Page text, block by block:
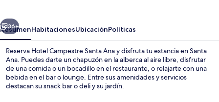
Siguiente
36+
ResumenHabitacionesUbicaciónPolíticas
Reserva Hotel Campestre Santa Ana y disfruta tu estancia en Santa
Ana. Puedes darte un chapuzón en la alberca al aire libre, disfrutar
de una comida o un bocadillo en el restaurante, o relajarte con una
bebida en el bar o lounge. Entre sus amenidades y servicios
destacan su snack bar o deli y su jardín.